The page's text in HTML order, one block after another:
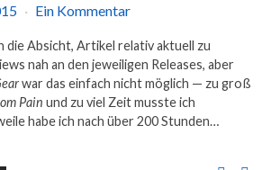
Ein Kommentar
die Absicht, Artikel relativ aktuell zu
nah an den jeweiligen Releases, aber
war das einfach nicht möglich — zu groß
Pain und zu viel Zeit musste ich
habe ich nach über 200 Stunden…